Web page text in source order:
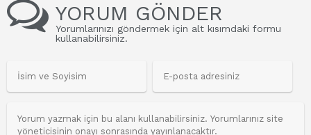
YORUM GÖNDER
Yorumlarınızı göndermek için alt kısımdaki formu
kullanabilirsiniz.